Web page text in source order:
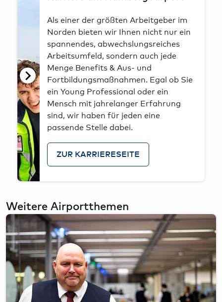
finden Sie auch in derDatenschutzerklärung.
We work with21 third partieswho may receive and
process your information.
Als einer der größten Arbeitgeber im
Norden bieten wir Ihnen nicht nur ein
spannendes, abwechslungsreiches
Arbeitsumfeld, sondern auch jede
Menge Benefits & Aus- und
Fortbildungsmaßnahmen. Egal ob Sie
ein Young Professional oder ein
Mensch mit jahrelanger Erfahrung
sind, wir haben für jeden eine
passende Stelle dabei.
ZUR KARRIERESEITE
Weitere Airportthemen